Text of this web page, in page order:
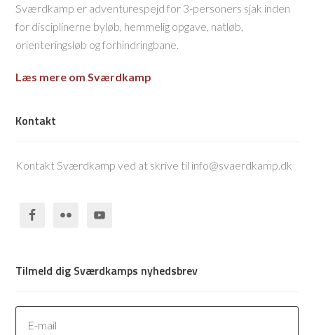
Sværdkamp er adventurespejd for 3-personers sjak inden
for disciplinerne byløb, hemmelig opgave, natløb,
orienteringsløb og forhindringbane.
Læs mere om Sværdkamp
Kontakt
Kontakt Sværdkamp ved at skrive til info@svaerdkamp.dk
Tilmeld dig Sværdkamps nyhedsbrev